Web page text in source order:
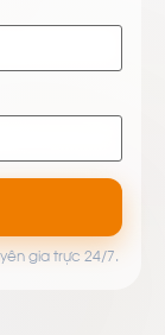
gia trực 24/7.